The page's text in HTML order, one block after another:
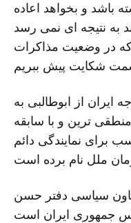
باشد و بخواهد اعاده
به نتیجه ای نمی رسد
در وضعیت مذاکرات
از ابوطالبی به
ترین و با سابقه
برای نمایندگی دائم
سیاسی دفتر حسن